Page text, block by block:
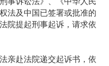
法及中国已签署或批准的
院提起刑事起诉，请求依
亲赴法院递交起诉书，依